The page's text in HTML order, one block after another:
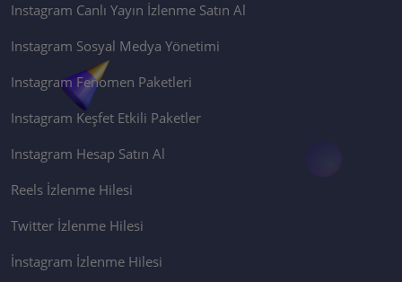
Instagram Canlı Yayın İzlenme Satın Al
Instagram Sosyal Medya Yönetimi
Instagram Fenomen Paketleri
Instagram Keşfet Etkili Paketler
Instagram Hesap Satın Al
Reels İzlenme Hilesi
Twitter İzlenme Hilesi
İnstagram İzlenme Hilesi